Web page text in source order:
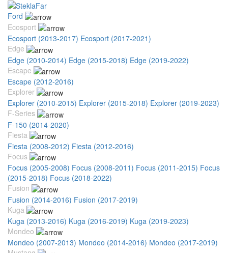
Ford
Ecosport
Ecosport (2013-2017) Ecosport (2017-2021)
Edge
Edge (2010-2014) Edge (2015-2018) Edge (2019-2022)
Escape
Escape (2012-2016)
Explorer
Explorer (2010-2015) Explorer (2015-2018) Explorer (2019-2023)
F-Series
F-150 (2014-2020)
Fiesta
Fiesta (2008-2012) Fiesta (2012-2016)
Focus
Focus (2005-2008) Focus (2008-2011) Focus (2011-2015) Focus
(2015-2018) Focus (2018-2022)
Fusion
Fusion (2014-2016) Fusion (2017-2019)
Kuga
Kuga (2013-2016) Kuga (2016-2019) Kuga (2019-2023)
Mondeo
Mondeo (2007-2013) Mondeo (2014-2016) Mondeo (2017-2019)